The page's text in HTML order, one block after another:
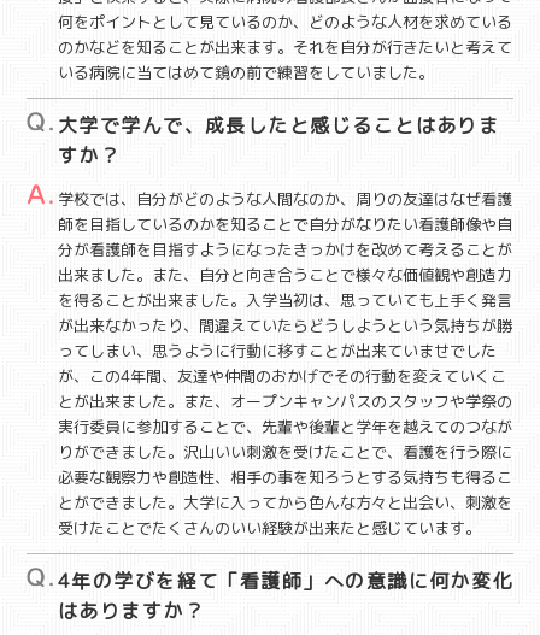
何をポイントとして見ているのか、どのような人材を求めている
のかなどを知ることが出来ます。それを自分が行きたいと考えて
いる病院に当てはめて鏡の前で練習をしていました。
大学で学んで、成長したと感じることはありま
すか？
学校では、自分がどのような人間なのか、周りの友達はなぜ看護
師を目指しているのかを知ることで自分がなりたい看護師像や自
分が看護師を目指すようになったきっかけを改めて考えることが
出来ました。また、自分と向き合うことで様々な価値観や創造力
を得ることが出来ました。入学当初は、思っていても上手く発言
が出来なかったり、間違えていたらどうしようという気持ちが勝
ってしまい、思うように行動に移すことが出来ていませでした
が、この4年間、友達や仲間のおかげでその行動を変えていくこ
とが出来ました。また、オープンキャンパスのスタッフや学祭の
実行委員に参加することで、先輩や後輩と学年を越えてのつなが
りができました。沢山いい刺激を受けたことで、看護を行う際に
必要な観察力や創造性、相手の事を知ろうとする気持ちも得るこ
とができました。大学に入ってから色んな方々と出会い、刺激を
受けたことでたくさんのいい経験が出来たと感じています。
4年の学びを経て「看護師」への意識に何か変化
はありますか？